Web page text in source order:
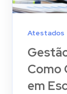
Atestados
Como
em